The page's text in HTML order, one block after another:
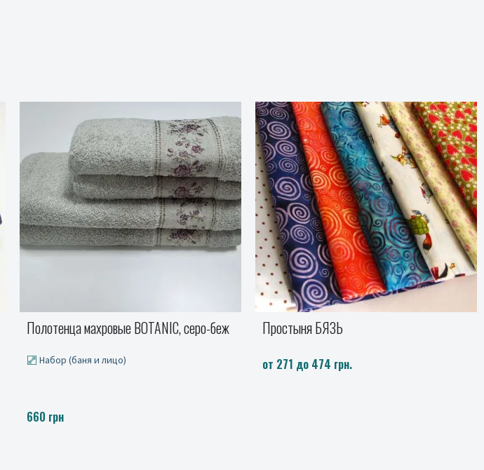
Простыня БЯЗЬ
от 271 до 474 грн.
Одеяло Камелия верблюжье Billerbeck
Двуспальный